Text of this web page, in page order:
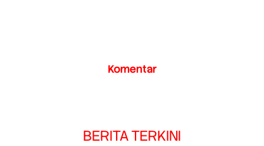
Komentar
BERITA TERKINI